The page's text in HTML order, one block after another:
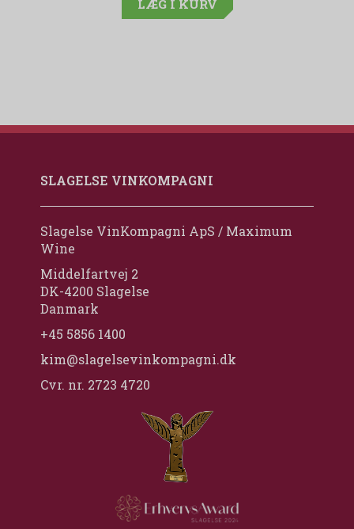
LÆG I KURV
SLAGELSE VINKOMPAGNI
Slagelse VinKompagni ApS / Maximum
Wine
Middelfartvej 2
DK-4200 Slagelse
Danmark
+45 5856 1400
kim@slagelsevinkompagni.dk
Cvr. nr. 2723 4720